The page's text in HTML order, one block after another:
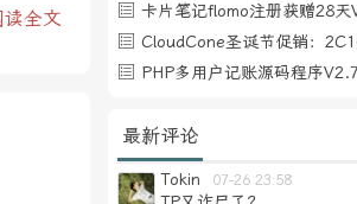
读全文
卡片笔记flomo注册获赠28天
CloudCone圣诞节促销：
PHP多用户记账源码程序
最新评论
Tokin 07-26 23:58